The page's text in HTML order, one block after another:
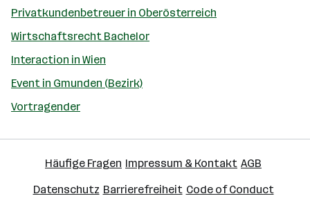
Privatkundenbetreuer in Oberösterreich
Wirtschaftsrecht Bachelor
Interaction in Wien
Event in Gmunden (Bezirk)
Vortragender
Häufige Fragen Impressum & Kontakt AGB
Datenschutz Barrierefreiheit Code of Conduct